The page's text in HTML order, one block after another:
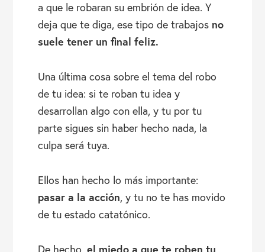
a que le robaran su embrión de idea. Y
deja que te diga, ese tipo de trabajos no
suele tener un final feliz.
Una última cosa sobre el tema del robo
de tu idea: si te roban tu idea y
desarrollan algo con ella, y tu por tu
parte sigues sin haber hecho nada, la
culpa será tuya.
Ellos han hecho lo más importante:
pasar a la acción, y tu no te has movido
de tu estado catatónico.
el miedo a que te roben tu